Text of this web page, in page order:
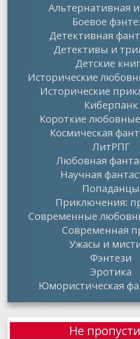
Альтернативная
Боевое
Детективная
Детективы и
Детские
Исторические
Исторические
Киберпанк
Короткие
Космическая
ЛитРПГ
Любовная
Научная
Попаданцы
Приключения:
Современные
Современная
Ужасы и
Фэнтези
Эротика
Юмористическая
Не